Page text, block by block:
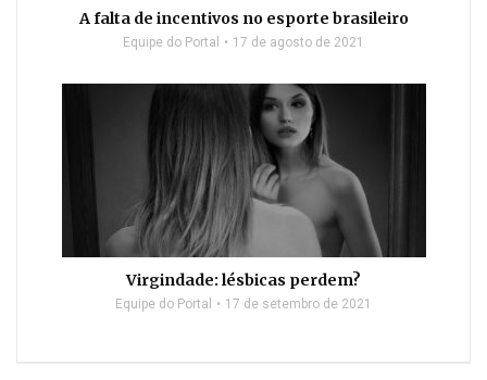
A falta de incentivos no esporte brasileiro
Equipe do Portal 17 de agosto de 2021
Virgindade: lésbicas perdem?
Equipe do Portal 17 de setembro de 2021